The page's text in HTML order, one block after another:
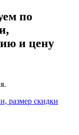
по
и цену
размер скидки